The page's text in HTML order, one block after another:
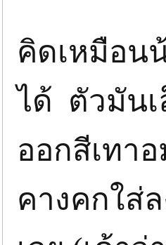
คิดเหมือน
ได้ ตัวมันเ
ออกสีเทา
คางคกใส่